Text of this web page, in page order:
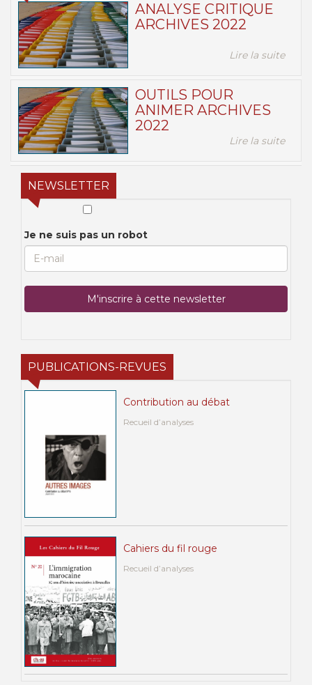
ANALYSE CRITIQUE
ARCHIVES 2022
Lire la suite
OUTILS POUR
ANIMER ARCHIVES
2022
Lire la suite
NEWSLETTER
Je ne suis pas un robot
PUBLICATIONS-REVUES
Contribution au débat
Recueil d’analyses
Cahiers du fil rouge
Recueil d’analyses